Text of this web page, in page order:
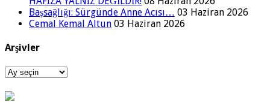
Başsağlığı: Sürgünde Anne Acısı… 03 Haziran 2026
Cemal Kemal Altun 03 Haziran 2026
Arşivler
Arşivler